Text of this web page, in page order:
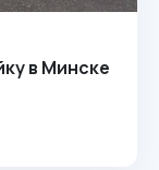
в Минске